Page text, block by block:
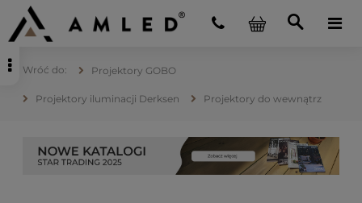
Projektory GOBO
Projektory iluminacji Derksen Projektory do wewnątrz